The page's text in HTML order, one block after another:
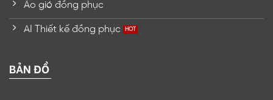
Áo gió đồng phục
AI Thiết kế đồng phục
BẢN ĐỒ